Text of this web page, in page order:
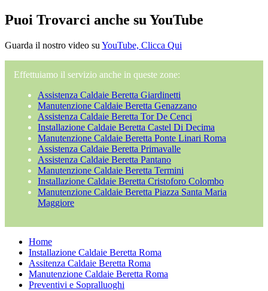
Puoi Trovarci anche su YouTube
Guarda il nostro video su YouTube, Clicca Qui
Effettuiamo il servizio anche in queste zone:
Assistenza Caldaie Beretta Giardinetti
Manutenzione Caldaie Beretta Genazzano
Assistenza Caldaie Beretta Tor De Cenci
Installazione Caldaie Beretta Castel Di Decima
Manutenzione Caldaie Beretta Ponte Linari Roma
Assistenza Caldaie Beretta Primavalle
Assistenza Caldaie Beretta Pantano
Manutenzione Caldaie Beretta Termini
Installazione Caldaie Beretta Cristoforo Colombo
Manutenzione Caldaie Beretta Piazza Santa Maria
Maggiore
Home
Installazione Caldaie Beretta Roma
Assitenza Caldaie Beretta Roma
Manutenzione Caldaie Beretta Roma
Preventivi e Sopralluoghi